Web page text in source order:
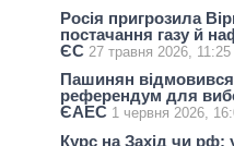
Росія пригрозила
постачання газу й
ЄС 27 травня 2026, 11:25
Пашинян відмовився
референдум для
ЄАЕС 1 червня 2026,
Курс на Захід чи рф: